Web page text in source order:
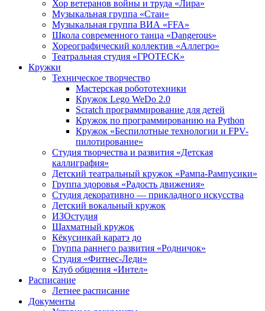
Хор ветеранов войны и труда «Лира»
Музыкальная группа «Стаи»
Музыкальная группа ВИА «FFA»
Школа современного танца «Dangerous»
Хореографический коллектив «Аллегро»
Театральная студия «ГРОТЕСК»
Кружки
Техническое творчество
Мастерская робототехники
Кружок Lego WeDo 2.0
Scratch программирование для детей
Кружок по программированию на Python
Кружок «Беспилотные технологии и FPV-
пилотирование»
Студия творчества и развития «Детская
каллиграфия»
Детский театральный кружок «Рампа-Рампусики»
Группа здоровья «Радость движения»
Студия декоративно — прикладного искусства
Детский вокальный кружок
ИЗОстудия
Шахматный кружок
Кёкусинкай каратэ до
Группа раннего развития «Родничок»
Cтудия «Фитнес-Леди»
Клуб общения «Интел»
Расписание
Летнее расписание
Документы